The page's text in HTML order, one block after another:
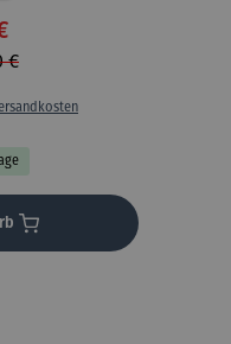
€